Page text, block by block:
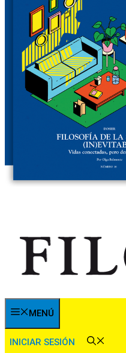
MENÚ
INICIAR SESIÓN